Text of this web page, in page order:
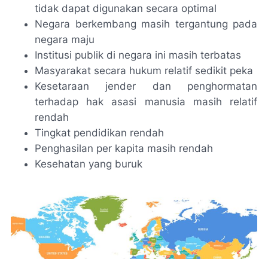
tidak dapat digunakan secara optimal
Negara berkembang masih tergantung pada
negara maju
Institusi publik di negara ini masih terbatas
Masyarakat secara hukum relatif sedikit peka
Kesetaraan jender dan penghormatan
terhadap hak asasi manusia masih relatif
rendah
Tingkat pendidikan rendah
Penghasilan per kapita masih rendah
Kesehatan yang buruk